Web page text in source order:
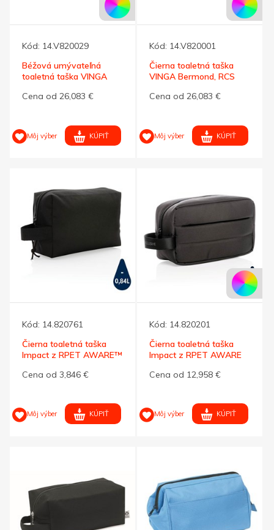
Kód: 14.V820029
Béžová umývateľná
toaletná taška VINGA
Cena od 26,083 €
Môj výber KÚPIŤ
Kód: 14.V820001
Čierna toaletná taška
VINGA Bermond, RCS
Cena od 26,083 €
Môj výber KÚPIŤ
Kód: 14.820761
Čierna toaletná taška
Impact z RPET AWARE™
Cena od 3,846 €
Môj výber KÚPIŤ
Kód: 14.820201
Čierna toaletná taška
Impact z RPET AWARE
Cena od 12,958 €
Môj výber KÚPIŤ